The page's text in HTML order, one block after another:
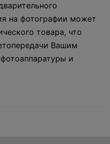
на фотографии может
товара, что
Вашим
и